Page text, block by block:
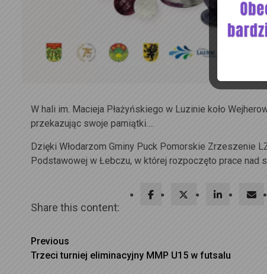
W hali im. Macieja Płażyńskiego w Luzinie koło
przekazując swoje pamiątki….
Dzięki Włodarzom Gminy Puck Pomorskie Zrzeszenie
Podstawowej w Łebczu, w której rozpoczęto prace nad
Share this content:
Continue
Reading
Previous
Trzeci turniej eliminacyjny MMP U15 w futsalu